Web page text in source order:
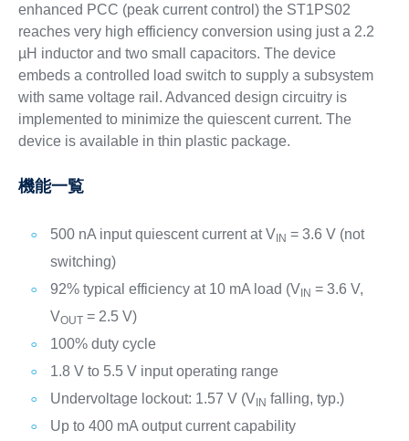
enhanced PCC (peak current control) the ST1PS02
reaches very high efficiency conversion using just a 2.2
µH inductor and two small capacitors. The device
embeds a controlled load switch to supply a subsystem
with same voltage rail. Advanced design circuitry is
implemented to minimize the quiescent current. The
device is available in thin plastic package.
機能一覧
500 nA input quiescent current at V IN = 3.6 V (not
switching)
92% typical efficiency at 10 mA load (V IN = 3.6 V,
VOUT= 2.5 V)
100% duty cycle
1.8 V to 5.5 V input operating range
Undervoltage lockout: 1.57 V (V IN falling, typ.)
Up to 400 mA output current capability